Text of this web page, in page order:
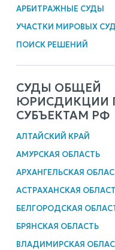
АРБИТРАЖНЫЕ СУДЫ
УЧАСТКИ МИРОВЫХ
ПОИСК РЕШЕНИЙ
СУДЫ ОБЩЕЙ
ЮРИСДИКЦИИ
СУБЪЕКТАМ РФ
АЛТАЙСКИЙ КРАЙ
АМУРСКАЯ ОБЛАСТЬ
АРХАНГЕЛЬСКАЯ
АСТРАХАНСКАЯ
БЕЛГОРОДСКАЯ
БРЯНСКАЯ ОБЛАСТЬ
ВЛАДИМИРСКАЯ